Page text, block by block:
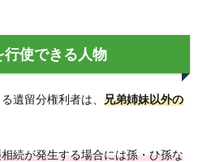
使できる人物
遺留分権利者は、 兄弟姉妹以外の
続が発生する場合には孫・ひ孫な